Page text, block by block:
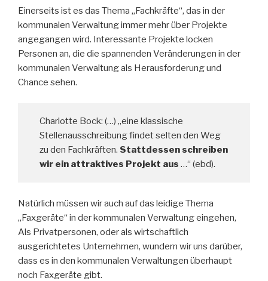
Einerseits ist es das Thema „Fachkräfte“, das in der
kommunalen Verwaltung immer mehr über Projekte
angegangen wird. Interessante Projekte locken
Personen an, die die spannenden Veränderungen in der
kommunalen Verwaltung als Herausforderung und
Chance sehen.
Charlotte Bock: (…) „eine klassische
Stellenausschreibung findet selten den Weg
zu den Fachkräften. Stattdessen schreiben
wir ein attraktives Projekt aus …“ (ebd).
Natürlich müssen wir auch auf das leidige Thema
„Faxgeräte“ in der kommunalen Verwaltung eingehen,
Als Privatpersonen, oder als wirtschaftlich
ausgerichtetes Unternehmen, wundern wir uns darüber,
dass es in den kommunalen Verwaltungen überhaupt
noch Faxgeräte gibt.